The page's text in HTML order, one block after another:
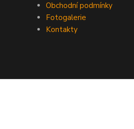
Obchodní podmínky
Fotogalerie
Kontakty